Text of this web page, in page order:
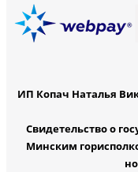
ИП Копач Наталья
Свидетельство о
Минским